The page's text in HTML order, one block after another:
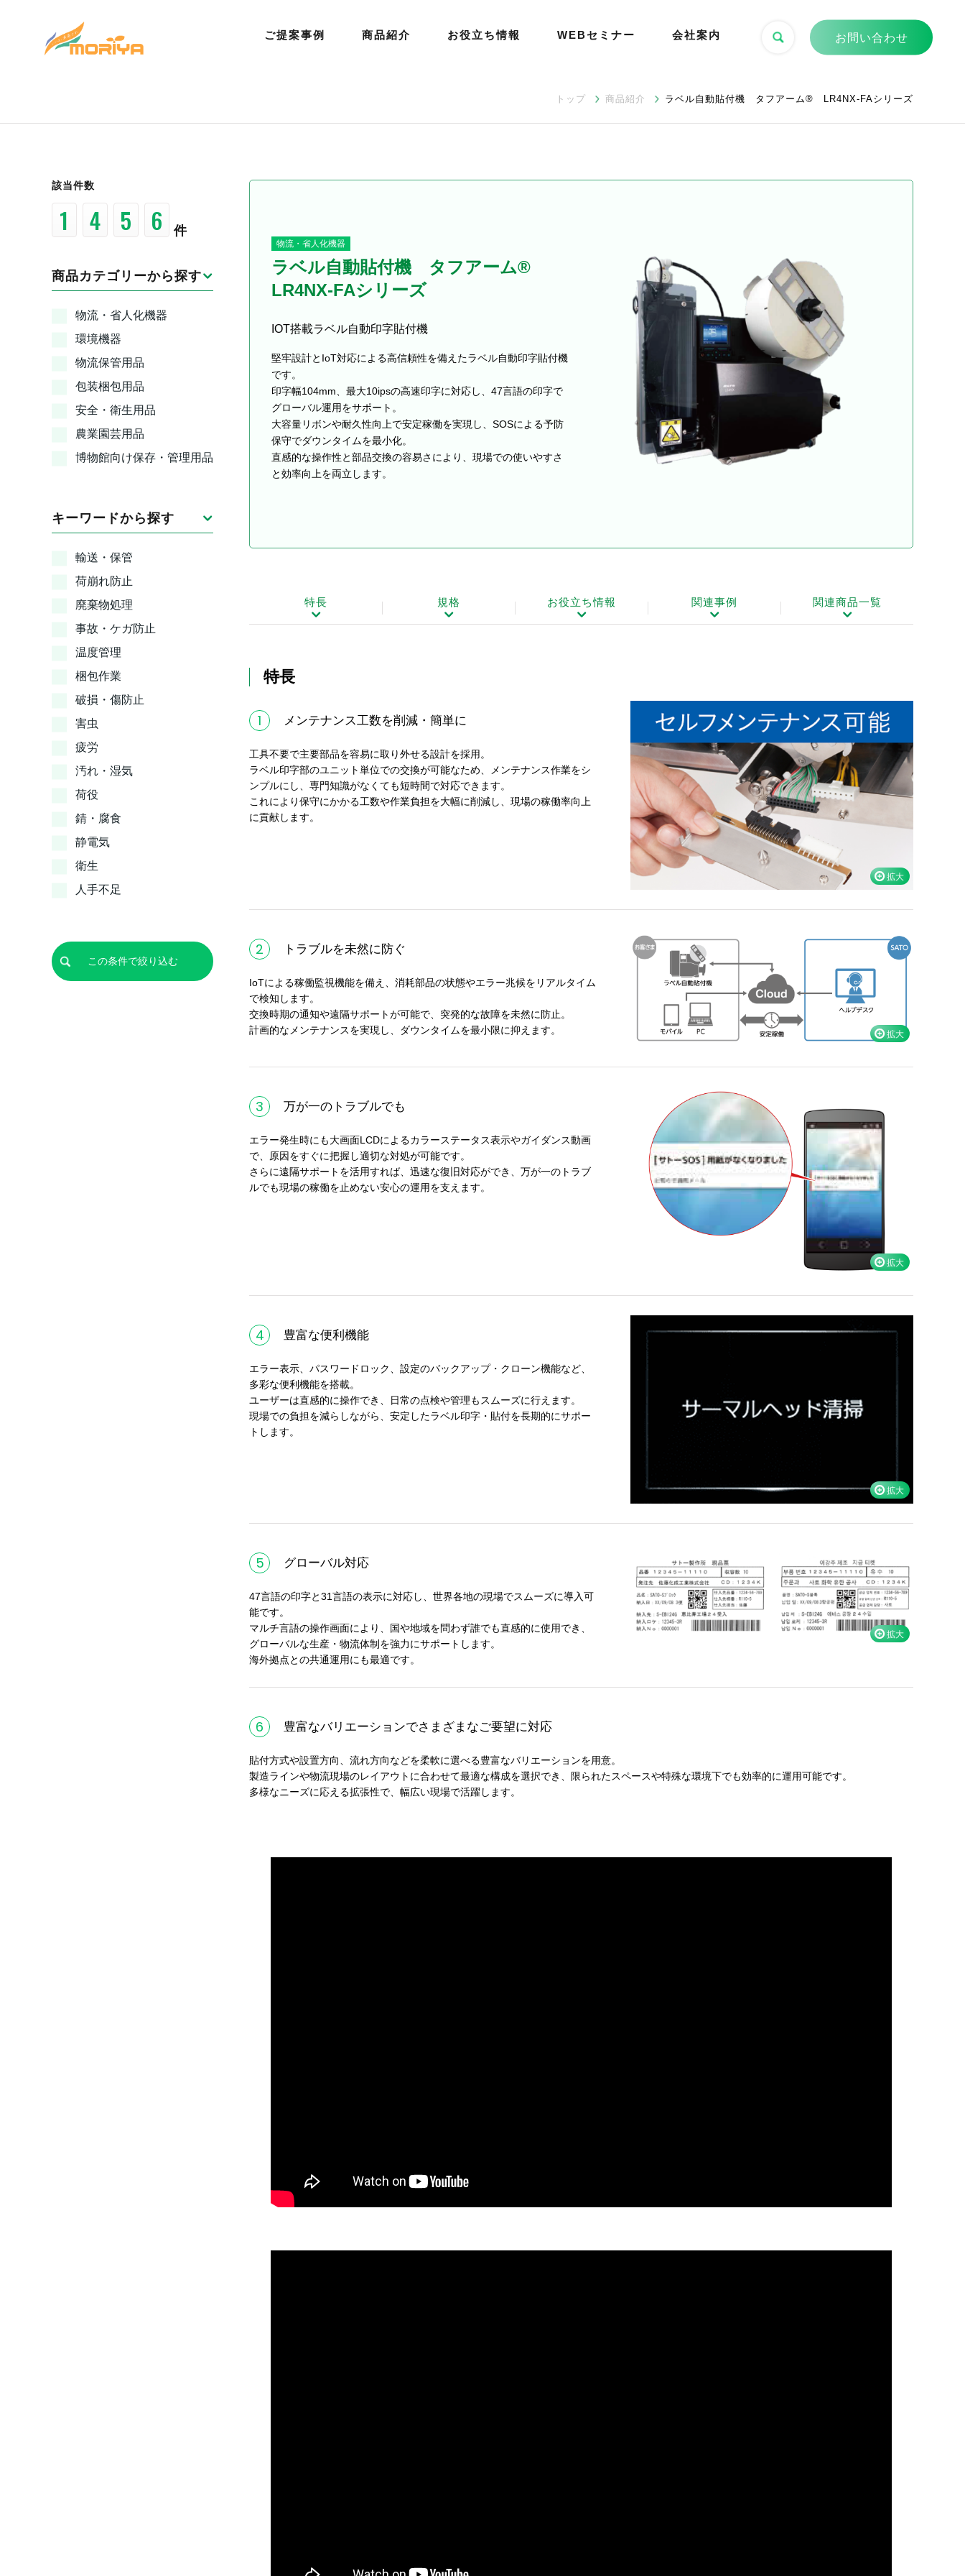
ご提案事例 商品紹介 お役立ち情報 WEBセミナー 会社案内 お問い合わせ
トップ 商品紹介 ラベル自動貼付機 タフアーム® LR4NX-FAシリーズ
該当件数
3 1 4 2 件
商品カテゴリーから探す
物流・省人化機器
環境機器
物流保管用品
包装梱包用品
安全・衛生用品
農業園芸用品
博物館向け保存・管理用品
キーワードから探す
輸送・保管
荷崩れ防止
廃棄物処理
事故・ケガ防止
温度管理
梱包作業
破損・傷防止
害虫
疲労
汚れ・湿気
荷役
錆・腐食
静電気
衛生
人手不足
物流・省人化機器
ラベル自動貼付機 タフアーム®
LR4NX-FAシリーズ
IOT搭載ラベル自動印字貼付機
堅牢設計とIoT対応による高信頼性を備えたラベル自動印字貼付機
です。
印字幅104mm、最大10ipsの高速印字に対応し、47言語の印字で
グローバル運用をサポート。
大容量リボンや耐久性向上で安定稼働を実現し、SOSによる予防
保守でダウンタイムを最小化。
直感的な操作性と部品交換の容易さにより、現場での使いやすさ
と効率向上を両立します。
特長 規格 お役立ち情報 関連事例 関連商品一覧
特長
1 メンテナンス工数を削減・簡単に
工具不要で主要部品を容易に取り外せる設計を採用。
ラベル印字部のユニット単位での交換が可能なため、メンテナンス作業をシ
ンプルにし、専門知識がなくても短時間で対応できます。
これにより保守にかかる工数や作業負担を大幅に削減し、現場の稼働率向上
に貢献します。
2 トラブルを未然に防ぐ
IoTによる稼働監視機能を備え、消耗部品の状態やエラー兆候をリアルタイム
で検知します。
交換時期の通知や遠隔サポートが可能で、突発的な故障を未然に防止。
計画的なメンテナンスを実現し、ダウンタイムを最小限に抑えます。
3 万が一のトラブルでも
エラー発生時にも大画面LCDによるカラーステータス表示やガイダンス動画
で、原因をすぐに把握し適切な対処が可能です。
さらに遠隔サポートを活用すれば、迅速な復旧対応ができ、万が一のトラブ
ルでも現場の稼働を止めない安心の運用を支えます。
4 豊富な便利機能
エラー表示、パスワードロック、設定のバックアップ・クローン機能など、
多彩な便利機能を搭載。
ユーザーは直感的に操作でき、日常の点検や管理もスムーズに行えます。
現場での負担を減らしながら、安定したラベル印字・貼付を長期的にサポー
トします。
5 グローバル対応
47言語の印字と31言語の表示に対応し、世界各地の現場でスムーズに導入可
能です。
マルチ言語の操作画面により、国や地域を問わず誰でも直感的に使用でき、
グローバルな生産・物流体制を強力にサポートします。
海外拠点との共通運用にも最適です。
6 豊富なバリエーションでさまざまなご要望に対応
貼付方式や設置方向、流れ方向などを柔軟に選べる豊富なバリエーションを用意。
製造ラインや物流現場のレイアウトに合わせて最適な構成を選択でき、限られたスペースや特殊な環境下でも効率的に運用可能です。
多様なニーズに応える拡張性で、幅広い現場で活躍します。